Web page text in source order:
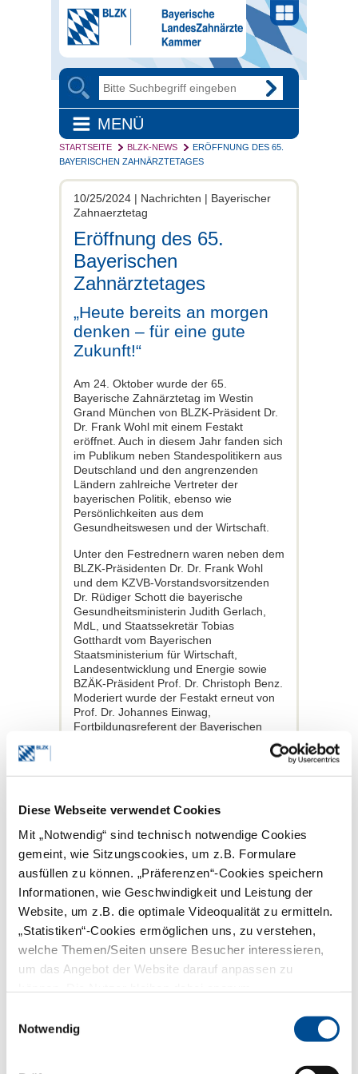
Diese Webseite verwendet Cookies
Mit „Notwendig“ sind technisch notwendige Cookies
gemeint, wie Sitzungscookies, um z.B. Formulare
ausfüllen zu können. „Präferenzen“-Cookies speichern
Informationen, wie Geschwindigkeit und Leistung der
Website, um z.B. die optimale Videoqualität zu ermitteln.
„Statistiken“-Cookies ermöglichen uns, zu verstehen,
welche Themen/Seiten unsere Besucher interessieren,
um das Angebot der Website darauf anpassen zu
Notwendig
MENÜ
STARTSEITE BLZK-NEWS
ERÖFFNUNG DES 65.
BAYERISCHEN ZAHNÄRZTETAGES
10/25/2024 | Nachrichten | Bayerischer
Zahnaerztetag
Eröffnung des 65.
Bayerischen
Zahnärztetages
„Heute bereits an morgen
denken – für eine gute
Zukunft!“
Am 24. Oktober wurde der 65.
Bayerische Zahnärztetag im Westin
Grand München von BLZK-Präsident Dr.
Dr. Frank Wohl mit einem Festakt
eröffnet. Auch in diesem Jahr fanden sich
im Publikum neben Standespolitikern aus
Deutschland und den angrenzenden
Ländern zahlreiche Vertreter der
bayerischen Politik, ebenso wie
Persönlichkeiten aus dem
Gesundheitswesen und der Wirtschaft.
Unter den Festrednern waren neben dem
BLZK-Präsidenten Dr. Dr. Frank Wohl
und dem KZVB-Vorstandsvorsitzenden
Dr. Rüdiger Schott die bayerische
Gesundheitsministerin Judith Gerlach,
MdL, und Staatssekretär Tobias
Gotthardt vom Bayerischen
Staatsministerium für Wirtschaft,
Landesentwicklung und Energie sowie
BZÄK-Präsident Prof. Dr. Christoph Benz.
Moderiert wurde der Festakt erneut von
Prof. Dr. Johannes Einwag,
Fortbildungsreferent der Bayerischen
Rahmenbedingungen für
einen attraktiven
Zahnarztberuf
Übergreifende Themen aller Redner
waren die überfällige Erhöhung des
GOZ-Punktwertes, die drohende
Versorgungslücke im ländlichen Raum
sowie der Fachkräftemangel, der die
belastet. Dem zahnärztlichen Berufsstand
empfahl Dr. Dr. Frank Wohl „volle Power
morgen noch hoffnungsvoll niederlassen